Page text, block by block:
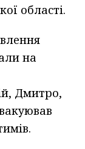
області.
на
Дмитро,